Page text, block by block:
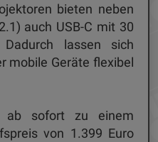
bieten neben
auch USB-C mit 30
lassen sich
mobile Geräte flexibel
ab sofort zu einem
von 1.399 Euro